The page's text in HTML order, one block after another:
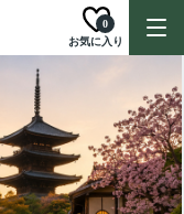
お気に入り
0